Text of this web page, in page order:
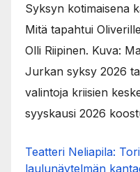
Syksyn kotimaisena
Mitä tapahtui
Olli Riipinen. Kuva:
Jurkan syksy 2026
valintoja kriisien
syyskausi 2026
Teatteri Neliapila:
laulunäytelmän